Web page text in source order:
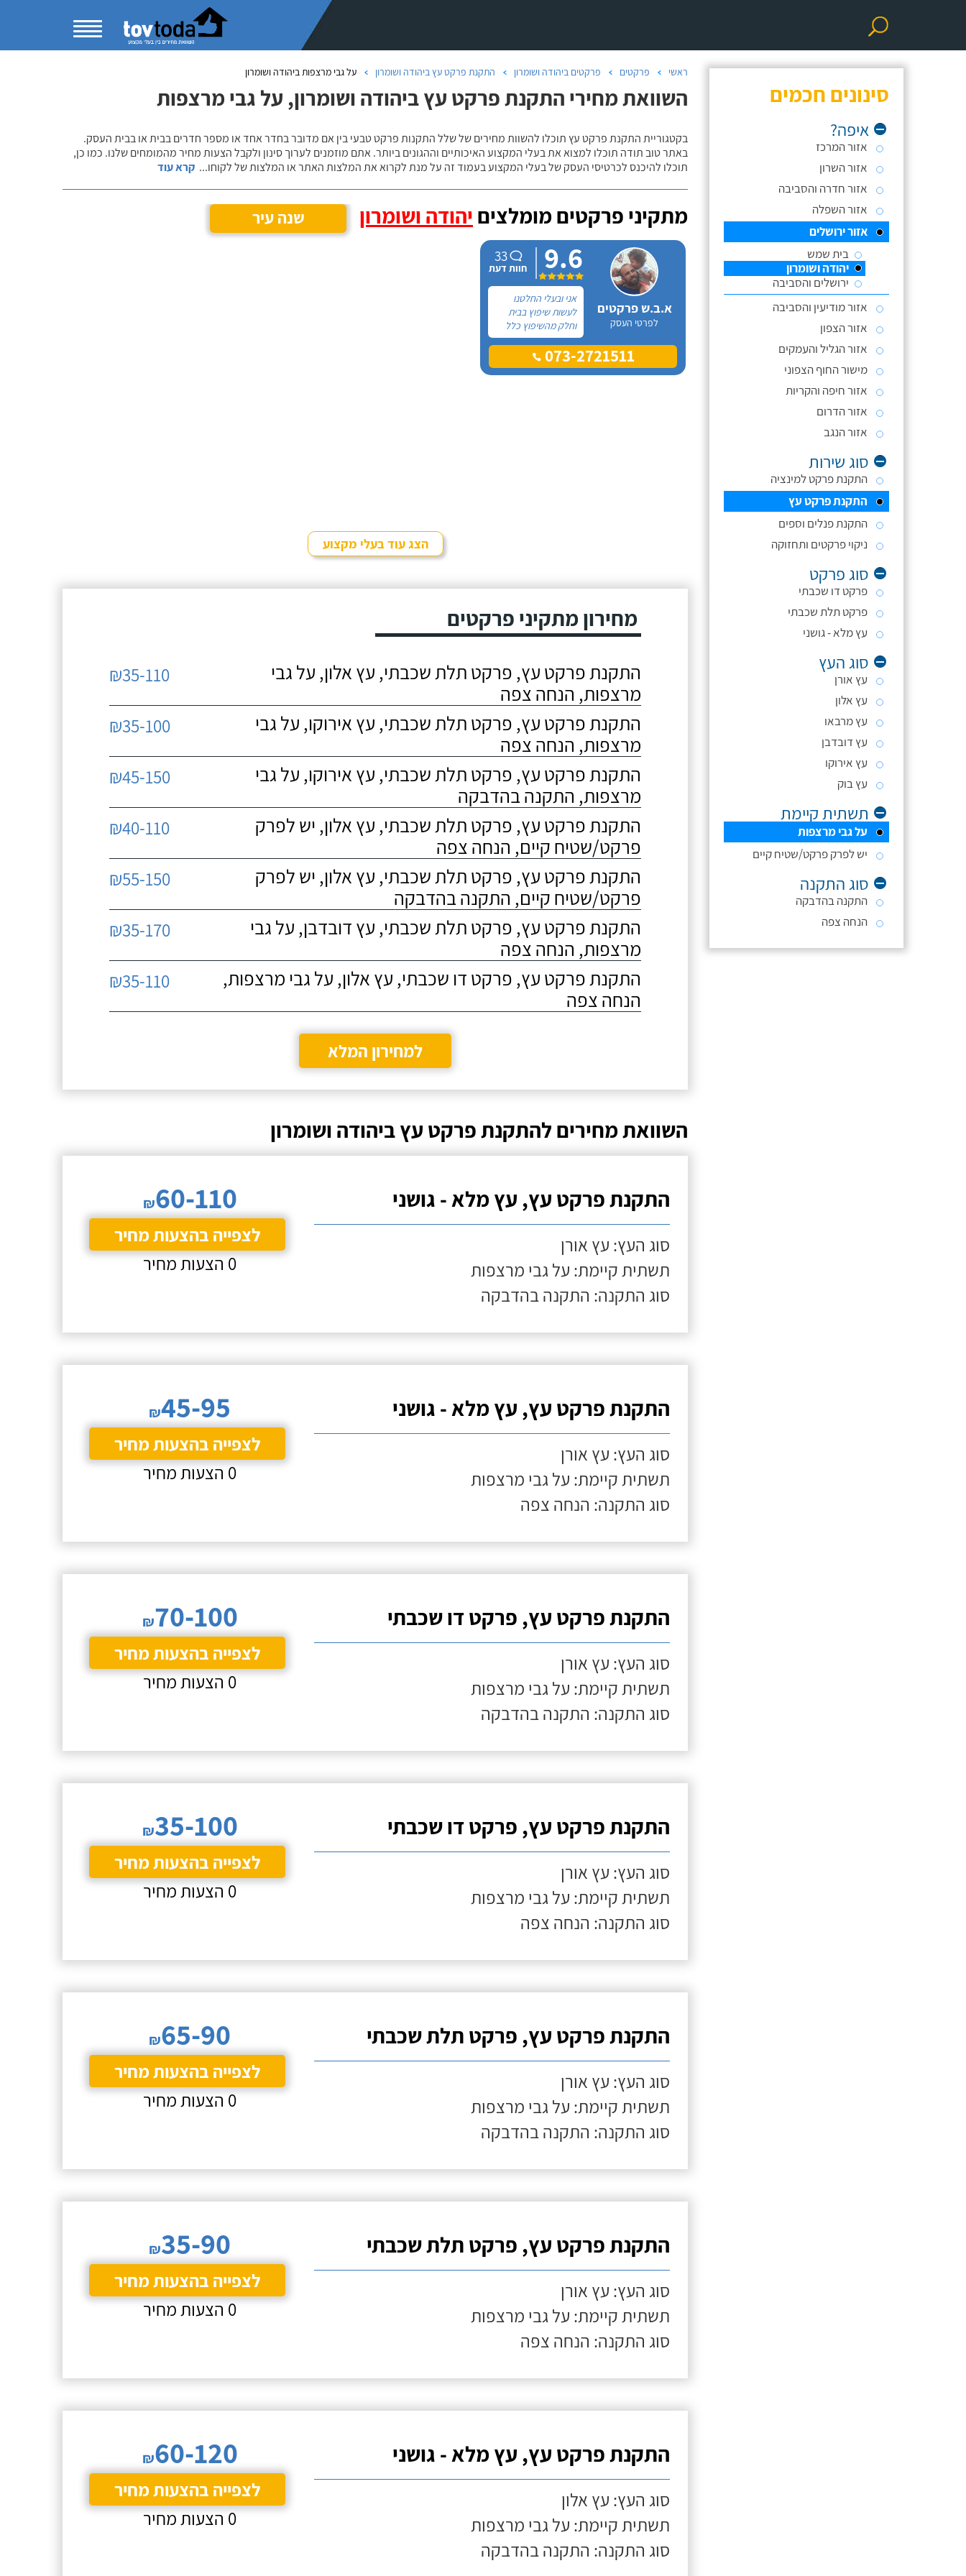
סינונים חכמים
איפה?
אזור המרכז
אזור השרון
אזור חדרה והסביבה
אזור השפלה
אזור ירושלים
בית שמש
יהודה ושומרון
ירושלים והסביבה
אזור מודיעין והסביבה
אזור הצפון
אזור הגליל והעמקים
מישור החוף הצפוני
אזור חיפה והקריות
אזור הדרום
אזור הנגב
סוג שירות
התקנת פרקט למינציה
התקנת פרקט עץ
התקנת פנלים וספים
ניקוי פרקטים ותחזוקה
סוג פרקט
פרקט דו שכבתי
פרקט תלת שכבתי
עץ מלא - גושני
סוג העץ
עץ אורן
עץ אלון
עץ מרבאו
עץ דובדבן
עץ אירוקו
עץ בוק
תשתית קיימת
על גבי מרצפות
יש לפרק פרקט/שטיח קיים
סוג התקנה
התקנה בהדבקה
הנחה צפה
ראשי פרקטים פרקטים ביהודה ושומרון התקנת פרקט עץ ביהודה ושומרון על גבי מרצפות ביהודה ושומרון
השוואת מחירי התקנת פרקט עץ ביהודה ושומרון, על גבי מרצפות
בקטגוריית התקנת פרקט עץ תוכלו להשוות מחירים של שלל התקנות פרקט טבעי בין אם מדובר בחדר אחד או מספר חדרים בבית או בבית העסק.
באתר טוב תודה תוכלו למצוא את בעלי המקצוע האיכותיים וההגונים ביותר. אתם מוזמנים לערוך סינון ולקבל הצעות מחיר מהמומחים שלנו. כמו כן,
תוכלו להיכנס לכרטיסי העסק של בעלי המקצוע בעמוד זה על מנת לקרוא את המלצות האתר או המלצות של לקוחו... קרא עוד
מתקיני פרקטים מומלצים יהודה ושומרון שנה עיר
א.ב.ש פרקטים
לפרטי העסק
9.6
33
חוות דעת
אני ובעלי החלטנו
לעשות שיפוץ בבית
וחלק מהשיפוץ כלל
פרקט למינציה שיותקן
מעל הריצוף (הישן)
הקיים. קנינו את
073-2721511
הצג עוד בעלי מקצוע
מחירון מתקיני פרקטים
התקנת פרקט עץ, פרקט תלת שכבתי, עץ אלון, על גבי
מרצפות, הנחה צפה
₪35-110
התקנת פרקט עץ, פרקט תלת שכבתי, עץ אירוקו, על גבי
מרצפות, הנחה צפה
₪35-100
התקנת פרקט עץ, פרקט תלת שכבתי, עץ אירוקו, על גבי
מרצפות, התקנה בהדבקה
₪45-150
התקנת פרקט עץ, פרקט תלת שכבתי, עץ אלון, יש לפרק
פרקט/שטיח קיים, הנחה צפה
₪40-110
התקנת פרקט עץ, פרקט תלת שכבתי, עץ אלון, יש לפרק
פרקט/שטיח קיים, התקנה בהדבקה
₪55-150
התקנת פרקט עץ, פרקט תלת שכבתי, עץ דובדבן, על גבי
מרצפות, הנחה צפה
₪35-170
התקנת פרקט עץ, פרקט דו שכבתי, עץ אלון, על גבי מרצפות,
הנחה צפה
₪35-110
למחירון המלא
השוואת מחירים להתקנת פרקט עץ ביהודה ושומרון
התקנת פרקט עץ, עץ מלא - גושני
סוג העץ: עץ אורן
תשתית קיימת: על גבי מרצפות
סוג התקנה: התקנה בהדבקה
₪60-110
לצפייה בהצעות מחיר
0 הצעות מחיר
התקנת פרקט עץ, עץ מלא - גושני
סוג העץ: עץ אורן
תשתית קיימת: על גבי מרצפות
סוג התקנה: הנחה צפה
₪45-95
לצפייה בהצעות מחיר
0 הצעות מחיר
התקנת פרקט עץ, פרקט דו שכבתי
סוג העץ: עץ אורן
תשתית קיימת: על גבי מרצפות
סוג התקנה: התקנה בהדבקה
₪70-100
לצפייה בהצעות מחיר
0 הצעות מחיר
התקנת פרקט עץ, פרקט דו שכבתי
סוג העץ: עץ אורן
תשתית קיימת: על גבי מרצפות
סוג התקנה: הנחה צפה
₪35-100
לצפייה בהצעות מחיר
0 הצעות מחיר
התקנת פרקט עץ, פרקט תלת שכבתי
סוג העץ: עץ אורן
תשתית קיימת: על גבי מרצפות
סוג התקנה: התקנה בהדבקה
₪65-90
לצפייה בהצעות מחיר
0 הצעות מחיר
התקנת פרקט עץ, פרקט תלת שכבתי
סוג העץ: עץ אורן
תשתית קיימת: על גבי מרצפות
סוג התקנה: הנחה צפה
₪35-90
לצפייה בהצעות מחיר
0 הצעות מחיר
התקנת פרקט עץ, עץ מלא - גושני
סוג העץ: עץ אלון
תשתית קיימת: על גבי מרצפות
סוג התקנה: התקנה בהדבקה
₪60-120
לצפייה בהצעות מחיר
0 הצעות מחיר